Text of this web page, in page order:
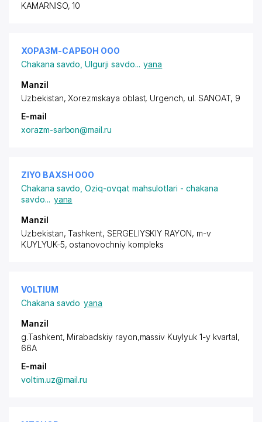
KAMARNISO, 10
ХОРАЗМ-САРБОН ООО
Chakana savdo ,Ulgurji savdo... yana
Manzil
Uzbekistan, Xorezmskaya oblast, Urgench, ul. SANOAT, 9
E-mail
xorazm-sarbon@mail.ru
ZIYO BAXSH ООО
Chakana savdo ,Oziq-ovqat mahsulotlari - chakana
savdo... yana
Manzil
Uzbekistan, Tashkent, SERGELIYSKIY RAYON, m-v
KUYLYUK-5, ostanovochniy kompleks
VOLTIUM
Chakana savdo yana
Manzil
g.Tashkent, Mirabadskiy rayon,massiv Kuylyuk 1-y kvartal,
66A
E-mail
voltim.uz@mail.ru